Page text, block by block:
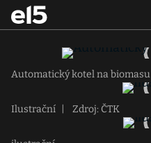
Automatický kotel na biomasu
Ilustrační Zdroj: ČTK